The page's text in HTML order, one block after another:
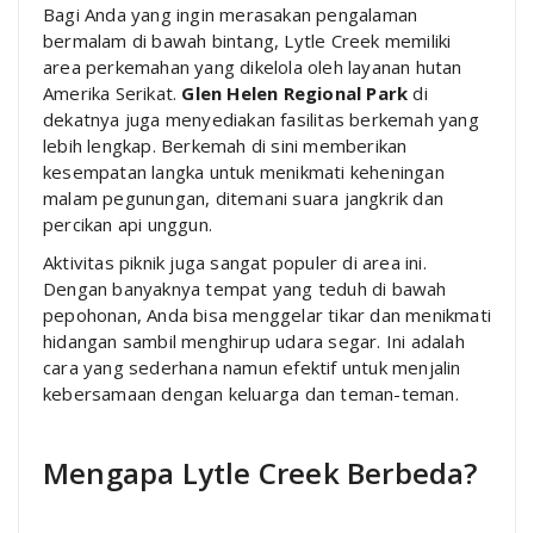
Bagi Anda yang ingin merasakan pengalaman
bermalam di bawah bintang, Lytle Creek memiliki
area perkemahan yang dikelola oleh layanan hutan
Amerika Serikat. Glen Helen Regional Park di
dekatnya juga menyediakan fasilitas berkemah yang
lebih lengkap. Berkemah di sini memberikan
kesempatan langka untuk menikmati keheningan
malam pegunungan, ditemani suara jangkrik dan
percikan api unggun.
Aktivitas piknik juga sangat populer di area ini.
Dengan banyaknya tempat yang teduh di bawah
pepohonan, Anda bisa menggelar tikar dan menikmati
hidangan sambil menghirup udara segar. Ini adalah
cara yang sederhana namun efektif untuk menjalin
kebersamaan dengan keluarga dan teman-teman.
Mengapa Lytle Creek Berbeda?